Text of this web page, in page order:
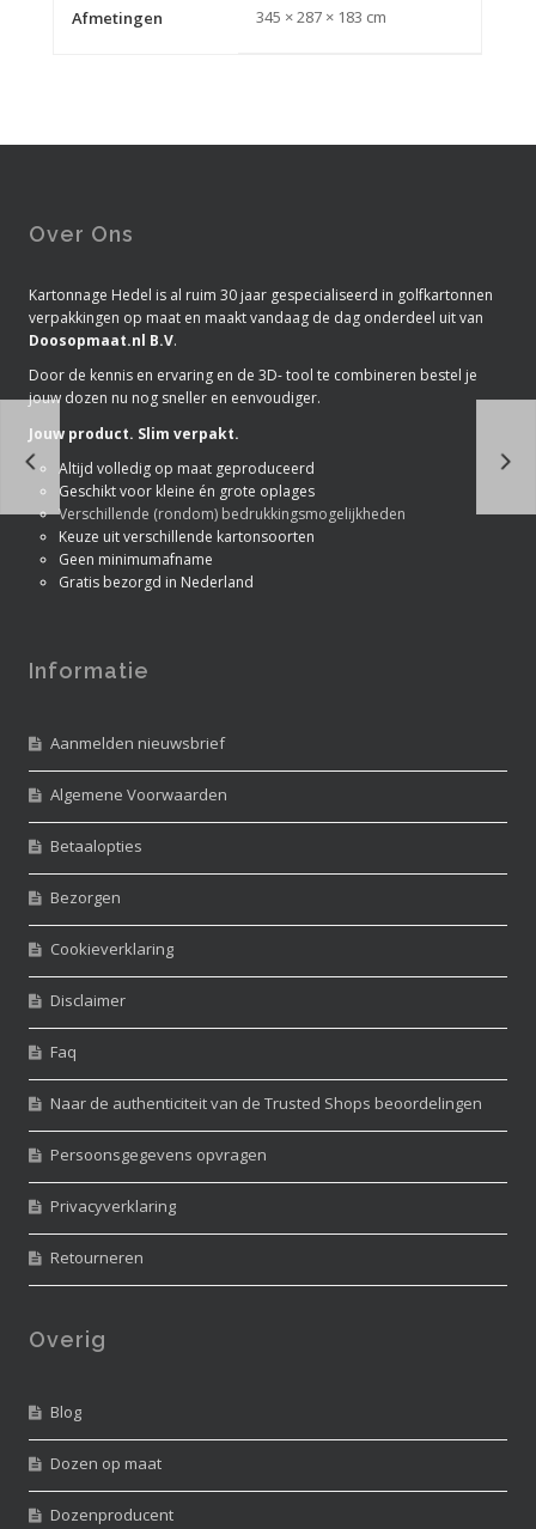
Afmetingen 345 × 287 × 183 cm
Over Ons
Kartonnage Hedel is al ruim 30 jaar gespecialiseerd in golfkartonnen
verpakkingen op maat en maakt vandaag de dag onderdeel uit van
Doosopmaat.nl B.V.
Door de kennis en ervaring en de 3D- tool te combineren bestel je
jouw dozen nu nog sneller en eenvoudiger.
Jouw product. Slim verpakt.
Altijd volledig op maat geproduceerd
Geschikt voor kleine én grote oplages
Verschillende (rondom) bedrukkingsmogelijkheden
Keuze uit verschillende kartonsoorten
Geen minimumafname
Gratis bezorgd in Nederland
Informatie
Aanmelden nieuwsbrief
Algemene Voorwaarden
Betaalopties
Bezorgen
Cookieverklaring
Disclaimer
Faq
Naar de authenticiteit van de Trusted Shops beoordelingen
Persoonsgegevens opvragen
Privacyverklaring
Retourneren
Overig
Blog
Dozen op maat
Dozenproducent